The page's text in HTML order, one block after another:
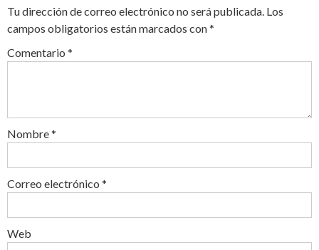
Tu dirección de correo electrónico no será publicada. Los
campos obligatorios están marcados con*
Comentario *
Nombre*
Correo electrónico *
Web